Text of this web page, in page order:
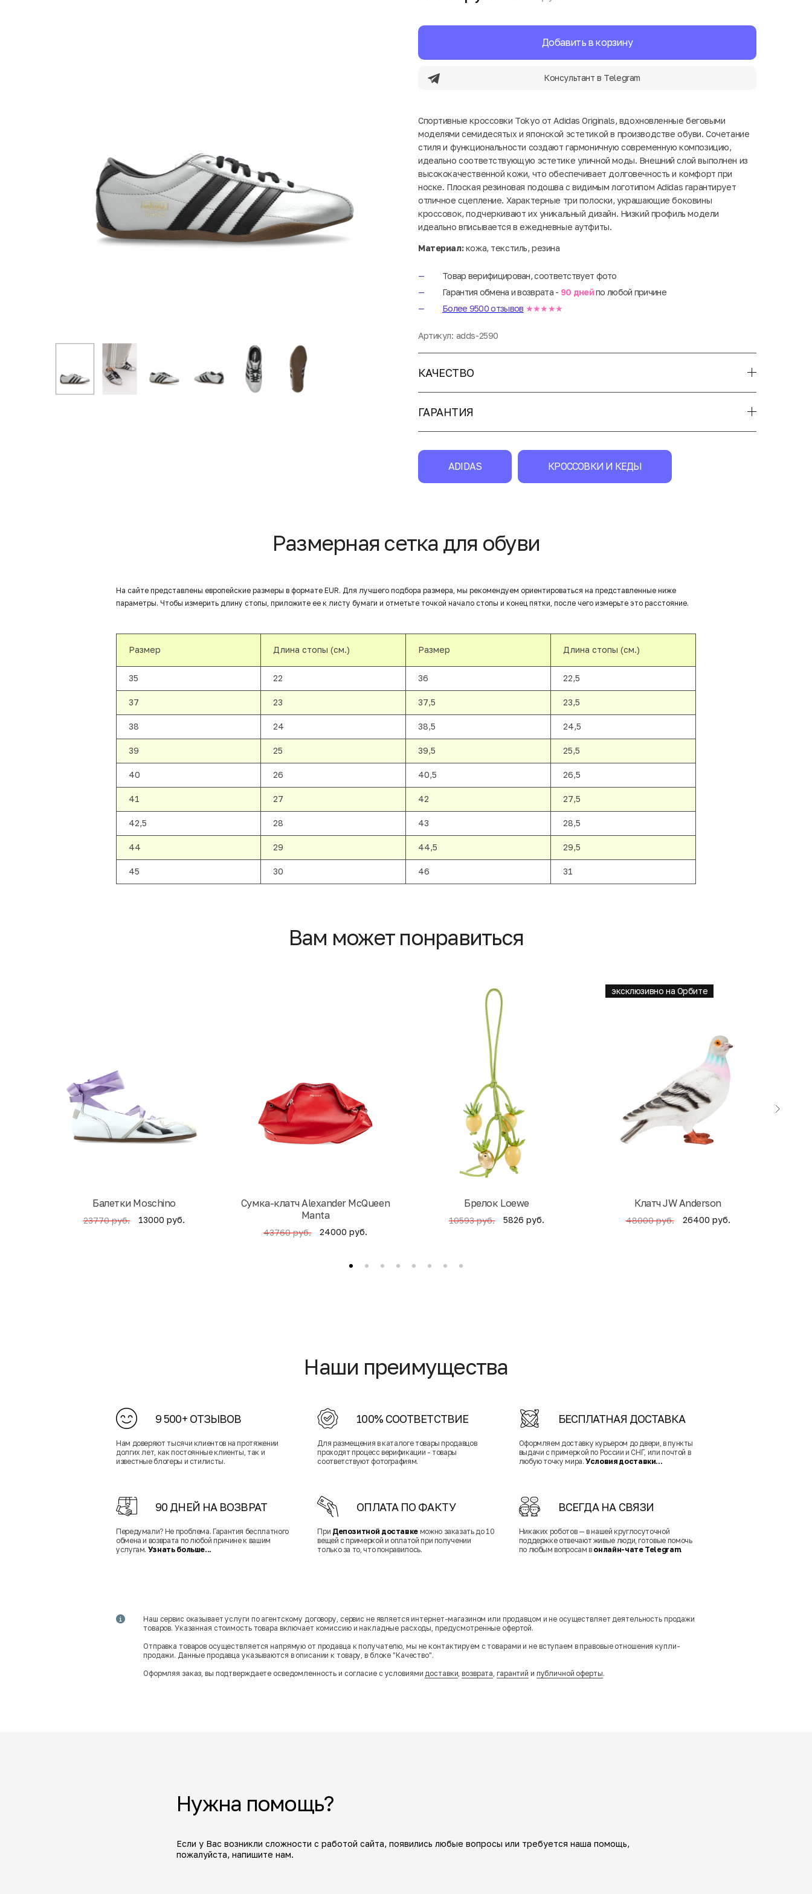
Добавить в корзину
Консультант в Telegram
Спортивные кроссовки Tokyo от Adidas Originals, вдохновленные беговыми
моделями семидесятых и японской эстетикой в производстве обуви. Сочетание
стиля и функциональности создают гармоничную современную композицию,
идеально соответствующую эстетике уличной моды. Внешний слой выполнен из
высококачественной кожи, что обеспечивает долговечность и комфорт при
носке. Плоская резиновая подошва с видимым логотипом Adidas гарантирует
отличное сцепление. Характерные три полоски, украшающие боковины
кроссовок, подчеркивают их уникальный дизайн. Низкий профиль модели
идеально вписывается в ежедневные аутфиты.
Материал:кожа, текстиль, резина
Товар верифицирован, соответствует фото
Гарантия обмена и возврата - 90 днейпо любой причине
Более 9500 отзывов ★★★★★
Артикул: adds-2590
КАЧЕСТВО
ГАРАНТИЯ
ADIDAS КРОССОВКИ И КЕДЫ
Размерная сетка для обуви
На сайте представлены европейские размеры в формате EUR. Для лучшего подбора размера, мы рекомендуем ориентироваться на представленные ниже
параметры. Чтобы измерить длину стопы, приложите ее к листу бумаги и отметьте точкой начало стопы и конец пятки, после чего измерьте это расстояние.
Размер Длина стопы (см.) Размер Длина стопы (см.)
35 22 36 22,5
37 23 37,5 23,5
38 24 38,5 24,5
39 25 39,5 25,5
40 26 40,5 26,5
41 27 42 27,5
42,5 28 43 28,5
44 29 44,5 29,5
45 30 46 31
Вам может понравиться
Балетки Moschino
23770 руб. 13000 руб.
Cумка-клатч Alexander McQueen
Manta
43760 руб. 24000 руб.
Брелок Loewe
10593 руб. 5826 руб.
эксклюзивно на Орбите
Клатч JW Anderson
48000 руб. 26400 руб.
Наши преимущества
9 500+ ОТЗЫВОВ
Нам доверяют тысячи клиентов на протяжении
долгих лет, как постоянные клиенты, так и
известные блогеры и стилисты.
100% СООТВЕТСТВИЕ
Для размещения в каталоге товары продавцов
проходят процесс верификации - товары
соответствуют фотографиям.
БЕСПЛАТНАЯ ДОСТАВКА
Оформляем доставку курьером до двери, в пункты
выдачи с примеркой по России и СНГ, или почтой в
любую точку мира.Условия доставки...
90 ДНЕЙ НА ВОЗВРАТ
Передумали? Не проблема. Гарантия бесплатного
обмена и возврата по любой причине к вашим
услугам. Узнать больше...
ОПЛАТА ПО ФАКТУ
При Депозитной доставке можно заказать до 10
вещей с примеркой и оплатой при получении
только за то, что понравилось.
ВСЕГДА НА СВЯЗИ
Никаких роботов — в нашей круглосуточной
поддержке отвечают живые люди, готовые помочь
по любым вопросам в онлайн-чате Telegram.
Наш сервис оказывает услуги по агентскому договору, сервис не является интернет-магазином или продавцом и не осуществляет деятельность продажи
товаров. Указанная стоимость товара включает комиссию и накладные расходы, предусмотренные офертой.
Отправка товаров осуществляется напрямую от продавца к получателю, мы не контактируем с товарами и не вступаем в правовые отношения купли-
продажи. Данные продавца указываются в описании к товару, в блоке "Качество".
Оформляя заказ, вы подтверждаете осведомленность и согласие с условиями доставки ,возврата гарантий и публичной оферты.
Нужна помощь?
Если у Вас возникли сложности с работой сайта, появились любые вопросы или требуется наша помощь,
пожалуйста, напишите нам.